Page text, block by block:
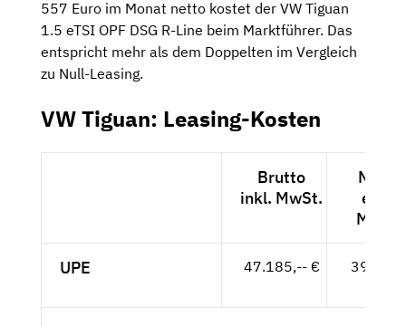
557 Euro im Monat netto kostet der VW Tiguan
1.5 eTSI OPF DSG R-Line beim Marktführer. Das
entspricht mehr als dem Doppelten im Vergleich
zu Null-Leasing.
VW Tiguan: Leasing-Kosten
Brutto
inkl. MwSt.
Netto
exkl.
MwSt.
UPE 47.185,-- €